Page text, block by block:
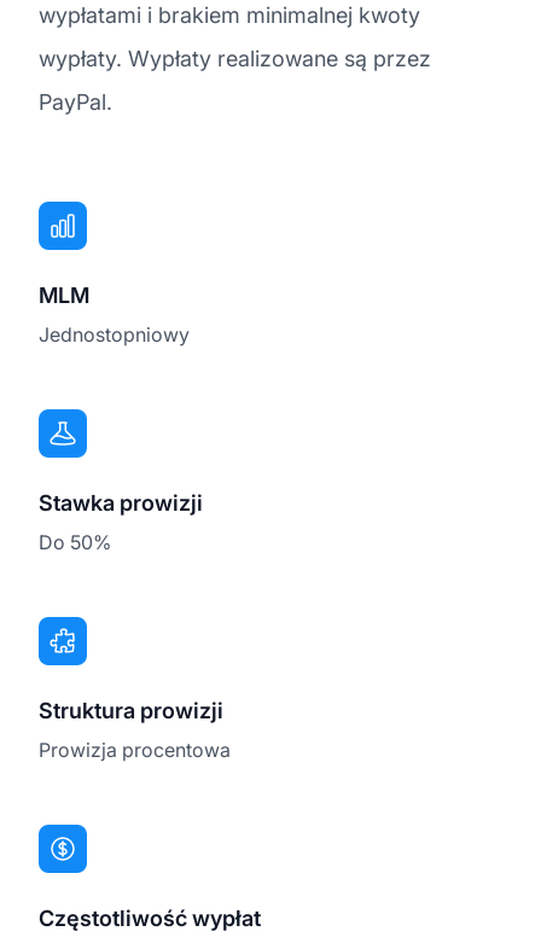
wypłatami i brakiem minimalnej kwoty
wypłaty. Wypłaty realizowane są przez
PayPal.
MLM
Jednostopniowy
Stawka prowizji
Do 50%
Struktura prowizji
Prowizja procentowa
Częstotliwość wypłat